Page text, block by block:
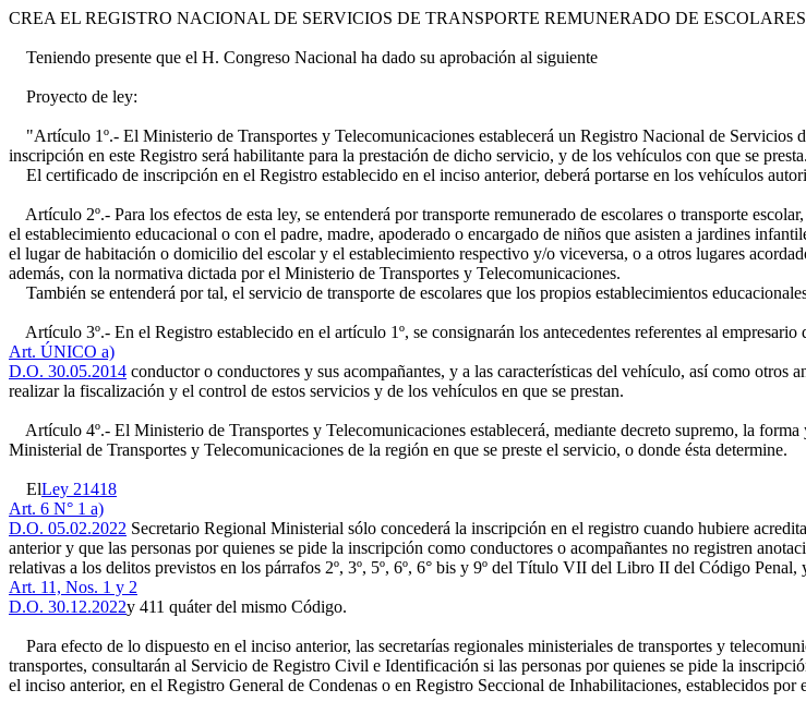
CREA EL REGISTRO NACIONAL DE SERVICIOS DE TRANSPORTE REMUNERADO DE ESCOLARES
Teniendo presente que el H. Congreso Nacional ha dado su aprobación al siguiente
Proyecto de ley:
"Artículo 1º.- El Ministerio de Transportes y Telecomunicaciones establecerá un Registro Nacional de Servicios
inscripción en este Registro será habilitante para la prestación de dicho servicio, y de los vehículos con que se presta.
El certificado de inscripción en el Registro establecido en el inciso anterior, deberá portarse en los vehículos
Artículo 2º.- Para los efectos de esta ley, se entenderá por transporte remunerado de escolares o transporte
el establecimiento educacional o con el padre, madre, apoderado o encargado de niños que asisten a jardines
el lugar de habitación o domicilio del escolar y el establecimiento respectivo y/o viceversa, o a otros lugares
además, con la normativa dictada por el Ministerio de Transportes y Telecomunicaciones.
También se entenderá por tal, el servicio de transporte de escolares que los propios establecimientos
Artículo 3º.- En el Registro establecido en el artículo 1º, se consignarán los antecedentes referentes al
Art. ÚNICO a)
D.O. 30.05.2014 conductor o conductores y sus acompañantes, y a las características del vehículo, así como otros
realizar la fiscalización y el control de estos servicios y de los vehículos en que se prestan.
Artículo 4º.- El Ministerio de Transportes y Telecomunicaciones establecerá, mediante decreto supremo, la
Ministerial de Transportes y Telecomunicaciones de la región en que se preste el servicio, o donde ésta determine.
ElLey 21418
Art. 6 N° 1 a)
D.O. 05.02.2022 Secretario Regional Ministerial sólo concederá la inscripción en el registro cuando hubiere
anterior y que las personas por quienes se pide la inscripción como conductores o acompañantes no registren
relativas a los delitos previstos en los párrafos 2º, 3º, 5º, 6º, 6° bis y 9º del Título VII del Libro II del Código
Art. 11, Nos. 1 y 2
D.O. 30.12.2022y 411 quáter del mismo Código.
Para efecto de lo dispuesto en el inciso anterior, las secretarías regionales ministeriales de transportes y
transportes, consultarán al Servicio de Registro Civil e Identificación si las personas por quienes se pide la
el inciso anterior, en el Registro General de Condenas o en Registro Seccional de Inhabilitaciones, establecidos